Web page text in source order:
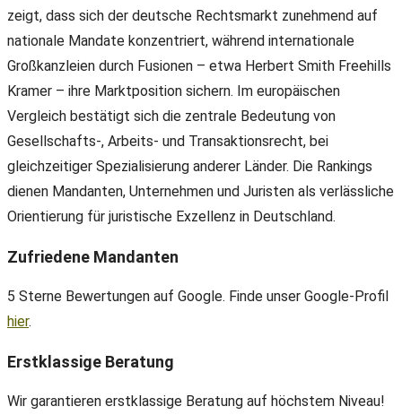
zeigt, dass sich der deutsche Rechtsmarkt zunehmend auf
nationale Mandate konzentriert, während internationale
Großkanzleien durch Fusionen – etwa Herbert Smith Freehills
Kramer – ihre Marktposition sichern. Im europäischen
Vergleich bestätigt sich die zentrale Bedeutung von
Gesellschafts-, Arbeits- und Transaktionsrecht, bei
gleichzeitiger Spezialisierung anderer Länder. Die Rankings
dienen Mandanten, Unternehmen und Juristen als verlässliche
Orientierung für juristische Exzellenz in Deutschland.
Zufriedene Mandanten
5 Sterne Bewertungen auf Google. Finde unser Google-Profil
hier.
Erstklassige Beratung
Wir garantieren erstklassige Beratung auf höchstem Niveau!